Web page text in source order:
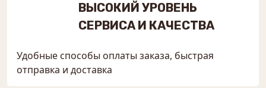
ВЫСОКИЙ УРОВЕНЬ
СЕРВИСА И КАЧЕСТВА
Удобные способы оплаты заказа, быстрая
отправка и доставка